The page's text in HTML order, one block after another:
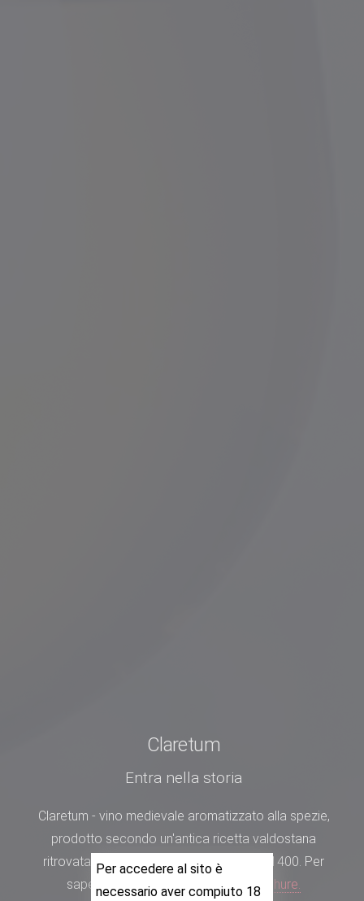
Claretum
Entra nella storia
Claretum - vino medievale aromatizzato alla spezie,
prodotto secondo un'antica ricetta valdostana
ritrovata in un manoscritto della fine del 1400. Per
saperne di più,
guarda la nostra brochure.
Per accedere al sito è
necessario aver compiuto 18